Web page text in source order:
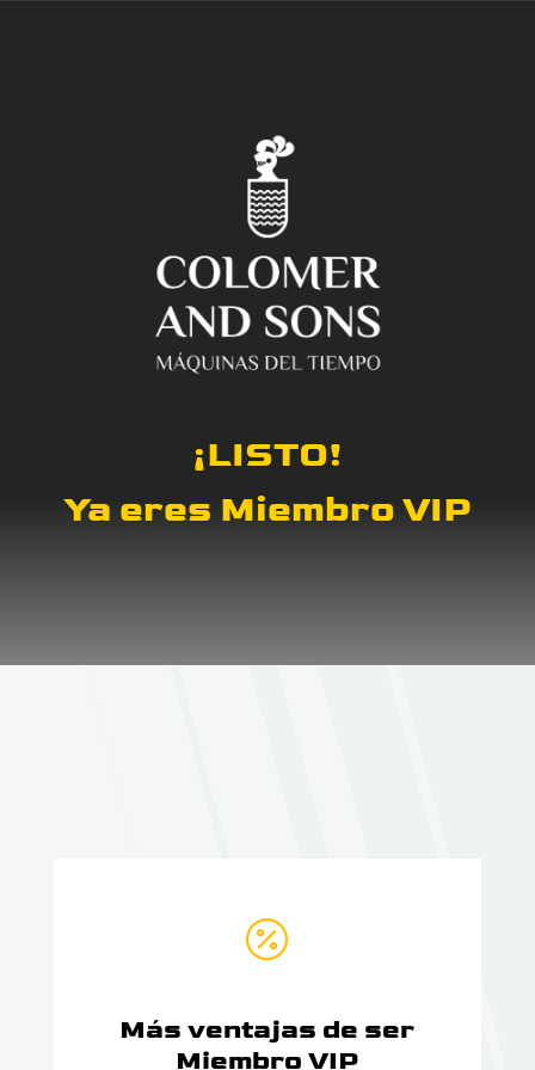
¡LISTO!
Ya eres Miembro VIP

Más ventajas de ser
Miembro VIP